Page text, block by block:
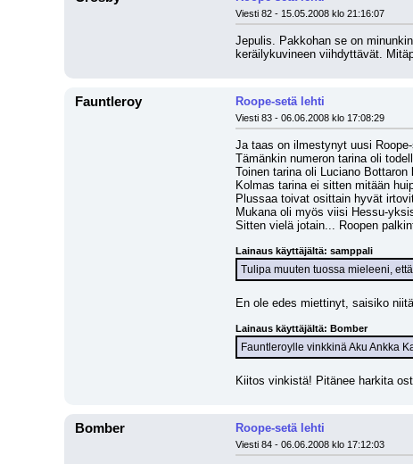
Viesti 82 - 15.05.2008 klo 21:16:07
Jepulis. Pakkohan se on
keräilykuvineen viihdyttävät.
Fauntleroy Roope-setä lehti
Viesti 83 - 06.06.2008 klo 17:08:29
Ja taas on ilmestynyt uusi
Tämänkin numeron tarina oli
Toinen tarina oli Luciano
Kolmas tarina ei sitten mitään
Plussaa toivat osittain hyvät
Mukana oli myös viisi Hessu-
Sitten vielä jotain... Roopen
Lainaus käyttäjältä: samppali
Tulipa muuten tuossa mieleeni,
En ole edes miettinyt, saisiko
Lainaus käyttäjältä: Bomber
Fauntleroylle vinkkinä Aku Ankka
Kiitos vinkistä! Pitänee harkita
Bomber Roope-setä lehti
Viesti 84 - 06.06.2008 klo 17:12:03